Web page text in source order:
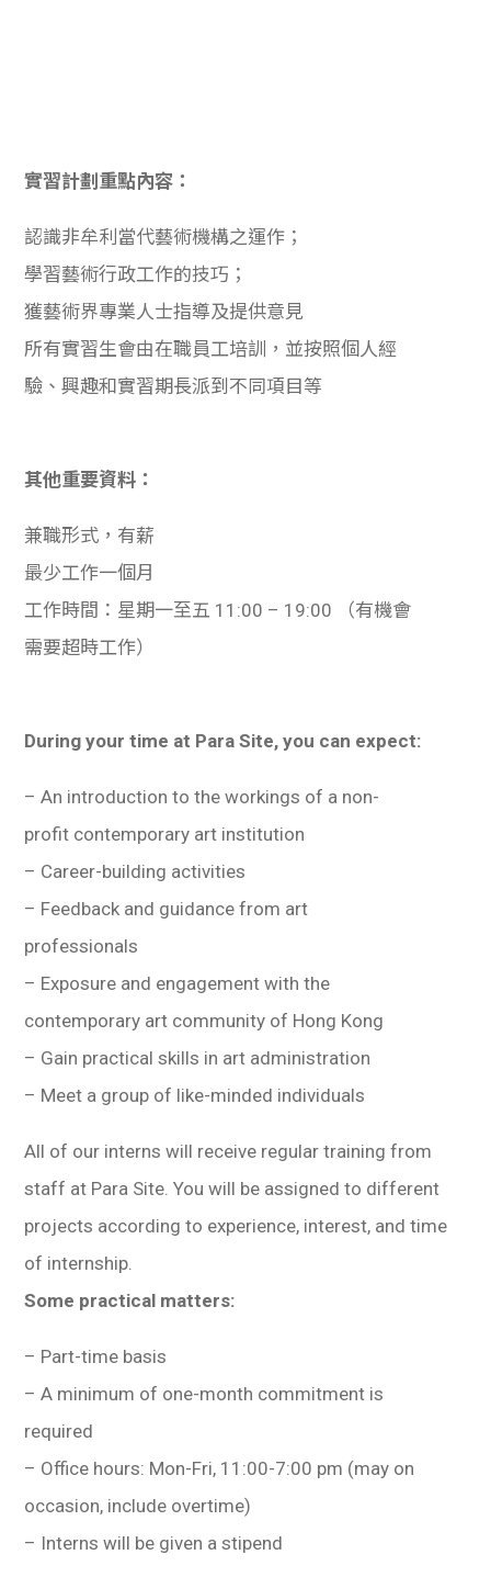
實習計劃重點內容：
認識非牟利當代藝術機構之運作；
學習藝術行政工作的技巧；
獲藝術界專業人士指導及提供意見
所有實習生會由在職員工培訓，並按照個人經
驗、興趣和實習期長派到不同項目等
其他重要資料：
兼職形式，有薪
最少工作一個月
工作時間：星期一至五 11:00 – 19:00 （有機會
需要超時工作）
During your time at Para Site, you can expect:
– An introduction to the workings of a non-
profit contemporary art institution
– Career-building activities
– Feedback and guidance from art
professionals
– Exposure and engagement with the
contemporary art community of Hong Kong
– Gain practical skills in art administration
– Meet a group of like-minded individuals
All of our interns will receive regular training from
staff at Para Site. You will be assigned to different
projects according to experience, interest, and time
of internship.
Some practical matters:
– Part-time basis
– A minimum of one-month commitment is
required
– Office hours: Mon-Fri, 11:00-7:00 pm (may on
occasion, include overtime)
– Interns will be given a stipend